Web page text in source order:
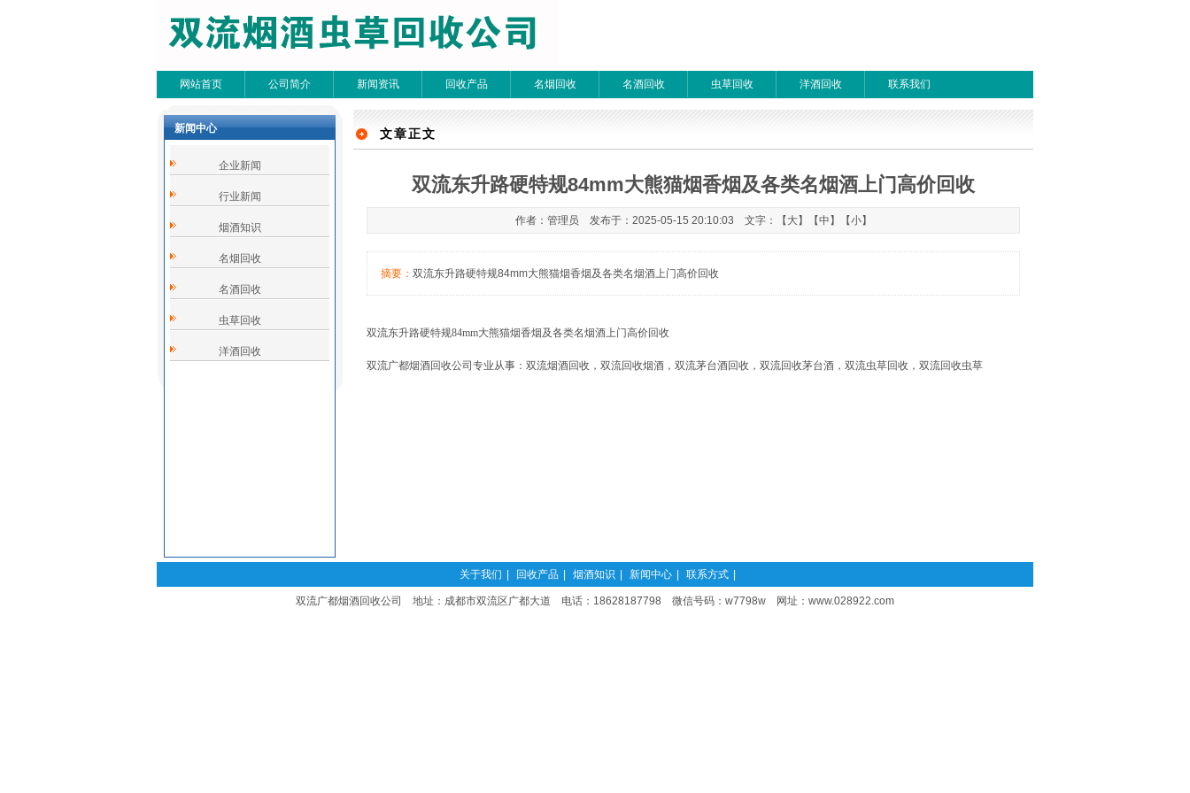
网站首页 公司简介 新闻资讯 回收产品 名烟回收 名酒回收 虫草回收 洋酒回收 联系我们
新闻中心
企业新闻
行业新闻
烟酒知识
名烟回收
名酒回收
虫草回收
洋酒回收
文章检索
共0条 每页20条 页次：1/1 首页 上一页 1 下一页
文章正文
双流东升路硬特规84mm大熊猫烟香烟及各类名烟酒上门高价回收
作者：管理员 发布于：2025-05-15 20:10:03 文字：【 大】【中 】【小】
摘要： 双流东升路硬特规84mm大熊猫烟香烟及各类名烟酒上门高价回收
双流东升路硬特规84mm大熊猫烟香烟 及各类名烟酒上门高价回收
双流广都烟酒回收公司专业从事：双流烟酒回收，双流回收烟酒，双流茅台酒回收，双流回收茅台酒，双流虫草回收，双流回收虫草
关于我们 回收产品 烟酒知识 新闻中心 联系方式
双流广都烟酒回收公司 地址：成都市双流区广都大道 电话：18628187798 微信号码：w7798w 网址： www.028922.com